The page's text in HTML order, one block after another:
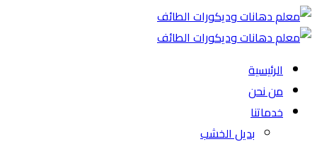
الرئيسية
من نحن
خدماتنا
بديل الخشب